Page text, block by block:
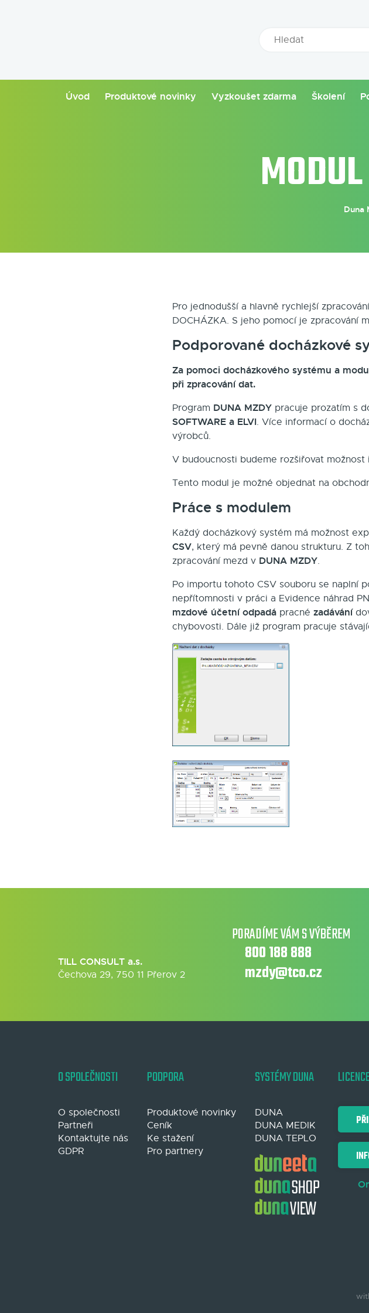
Úvod Produktové novinky Vyzkoušet zdarma Školení
Duna
Pro jednodušší a hlavně rychlejší
DOCHÁZKA. S jeho pomocí je zpracování
Podporované docházkové
Za pomoci docházkového systému a
při zpracování dat.
Program DUNA MZDY pracuje prozatím s
SOFTWARE a ELVI. Více informací o
výrobců.
V budoucnosti budeme rozšiřovat
Tento modul je možné objednat na
Práce s modulem
Každý docházkový systém má možnost
CSV, který má pevně danou strukturu. Z
zpracování mezd v DUNA MZDY.
Po importu tohoto CSV souboru se naplní
nepřítomnosti v práci a Evidence náhrad
mzdové účetní odpadá pracné zadávání
chybovosti. Dále již program pracuje
TILL CONSULT a.s.
Čechova 29, 750 11 Přerov 2
PORADÍME VÁM S VÝBĚREM
800 188 888
mzdy@tco.cz
O SPOLEČNOSTI
O společnosti
Partneři
Kontaktujte nás
GDPR
PODPORA
Produktové novinky
Ceník
Ke stažení
Pro partnery
SYSTÉMY DUNA
DUNA
DUNA MEDIK
DUNA TEPLO